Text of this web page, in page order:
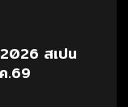
สเปน
.69